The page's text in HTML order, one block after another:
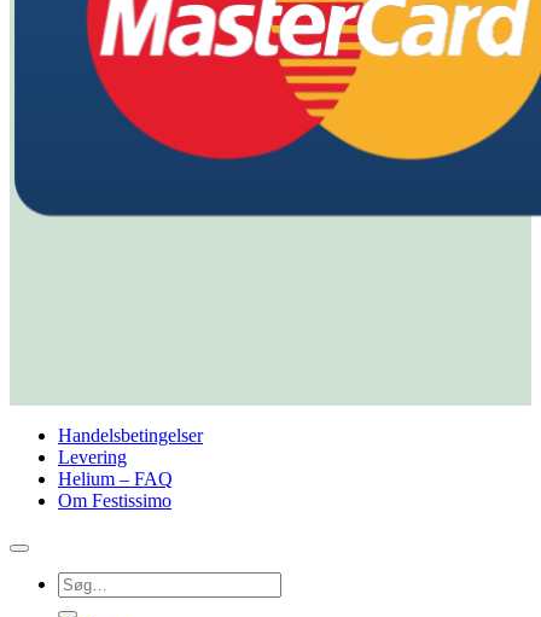
Handelsbetingelser
Levering
Helium – FAQ
Om Festissimo
Søg
efter: